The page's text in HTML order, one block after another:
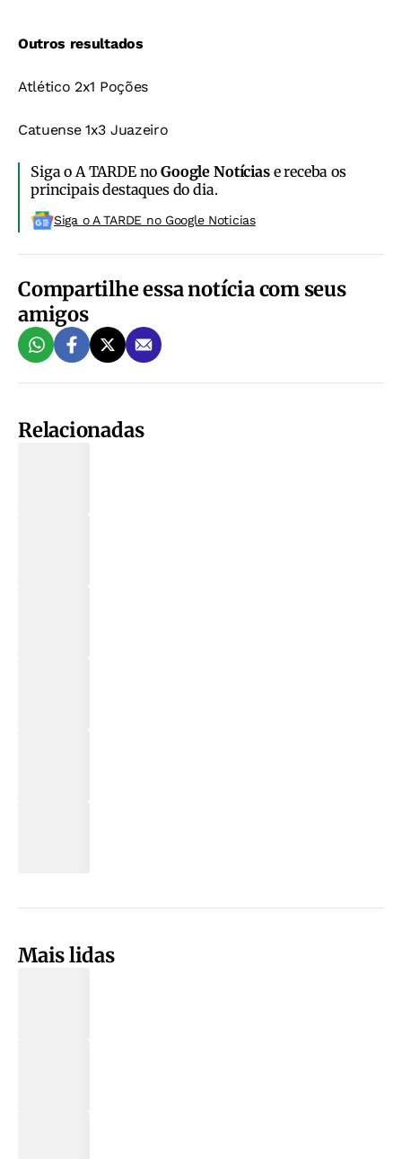
Outros resultados
Atlético 2x1 Poções
Catuense 1x3 Juazeiro
Siga o A TARDE noGoogle Notíciase receba os
principais destaques do dia.
Siga o A TARDE no Google Noticias
Compartilhe essa notícia com seus
amigos
Relacionadas
Mais lidas